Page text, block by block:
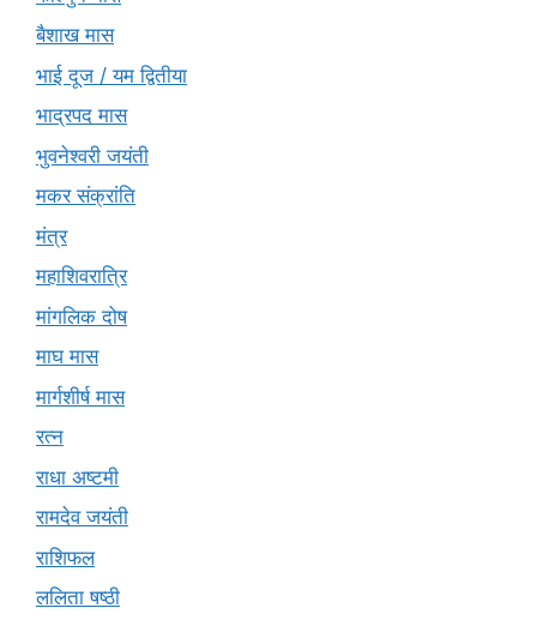
बैशाख मास
भाई दूज / यम द्वितीया
भाद्रपद मास
भुवनेश्वरी जयंती
मकर संक्रांति
मंत्र
महाशिवरात्रि
मांगलिक दोष
माघ मास
मार्गशीर्ष मास
रत्न
राधा अष्टमी
रामदेव जयंती
राशिफल
ललिता षष्ठी